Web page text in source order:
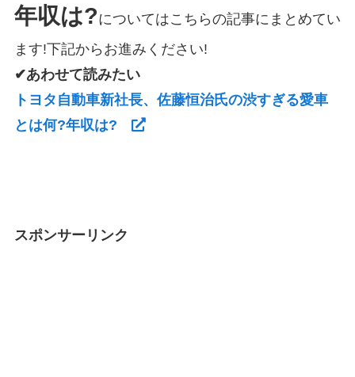
年収は?についてはこちらの記事にまとめてい
ます!下記からお進みください!
✔あわせて読みたい
トヨタ自動車新社長、佐藤恒治氏の渋すぎる愛車
とは何?年収は?
スポンサーリンク